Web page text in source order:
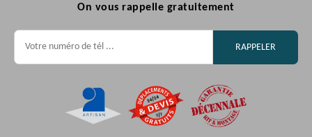
On vous rappelle gratuitement